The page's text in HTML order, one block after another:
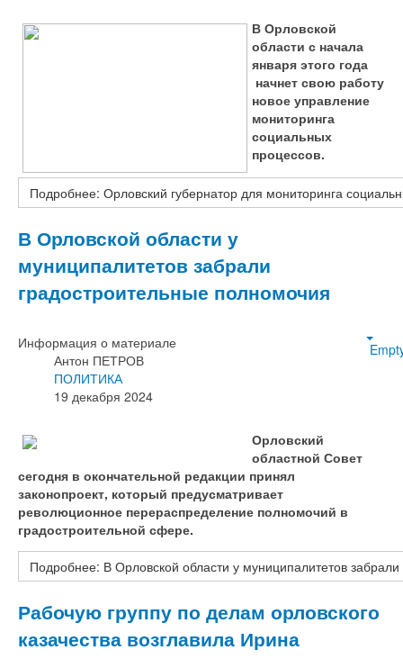
В Орловской
области с начала
января этого года
начнет свою работу
новое управление
мониторинга
социальных
процессов.
Подробнее: Орловский губернатор для мониторинга
В Орловской области у
муниципалитетов забрали
градостроительные полномочия
Информация о материале
Антон ПЕТРОВ
ПОЛИТИКА
19 декабря 2024
Орловский
областной Совет
сегодня в окончательной редакции принял
законопроект, который предусматривает
революционное перераспределение полномочий в
градостроительной сфере.
Подробнее: В Орловской области у муниципалитетов
Рабочую группу по делам орловского
казачества возглавила Ирина